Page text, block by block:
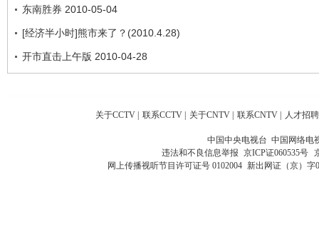
东南胜券 2010-05-04
[经济半小时]熊市来了？(2010.4.28)
开市直击上午版 2010-04-28
关于CCTV | 联系CCTV | 关于CNTV | 联系CNTV | 人才招聘
中国中央电视台 中国网络电
违法和不良信息举报 京ICP证060535号
网上传播视听节目许可证号 0102004 新出网证（京）